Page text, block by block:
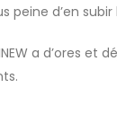
peine d’en
a d’ores